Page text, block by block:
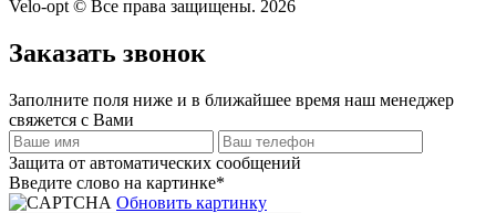
Velo-opt © Все права защищены. 2026
Заказать звонок
Заполните поля ниже и в ближайшее время наш менеджер
свяжется с Вами
Защита от автоматических сообщений
Введите слово на картинке*
Обновить картинку